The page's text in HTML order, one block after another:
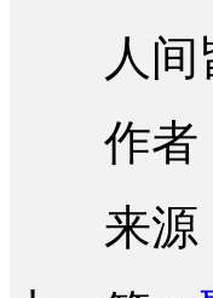
人间皆
作者
来源：